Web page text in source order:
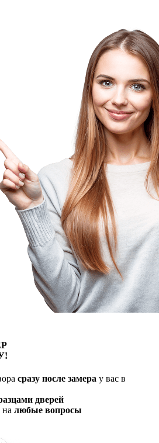
сразу после замера у вас в
дверей
на любые вопросы